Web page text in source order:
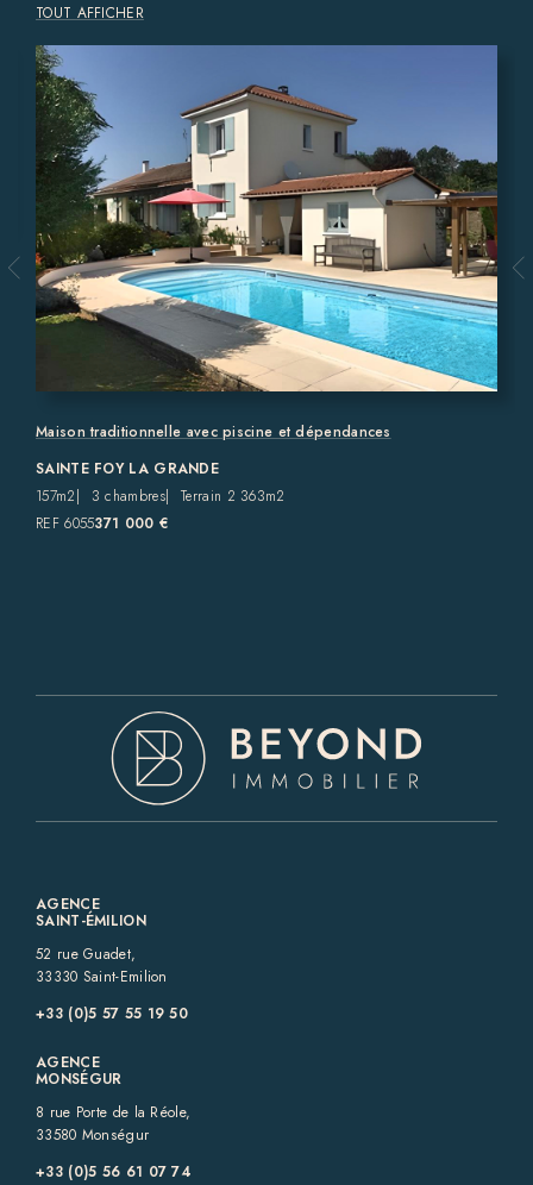
TOUT AFFICHER
Maison traditionnelle avec piscine et dépendances
SAINTE FOY LA GRANDE
157m2
3 chambres
Terrain 2 363m2
REF 6055371 000 €
AGENCE
SAINT-ÉMILION
52 rue Guadet,
33330 Saint-Emilion
+33 (0)5 57 55 19 50‬
AGENCE
MONSÉGUR
8 rue Porte de la Réole,
33580 Monségur
+33 (0)5 56 61 07 74